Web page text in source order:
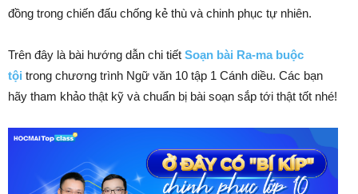
đồng trong chiến đấu chống kẻ thù và chinh phục tự nhiên.
Trên đây là bài hướng dẫn chi tiết Soạn bài Ra-ma buộc
tội trong chương trình Ngữ văn 10 tập 1 Cánh diều. Các bạn
hãy tham khảo thật kỹ và chuẩn bị bài soạn sắp tới thật tốt nhé!